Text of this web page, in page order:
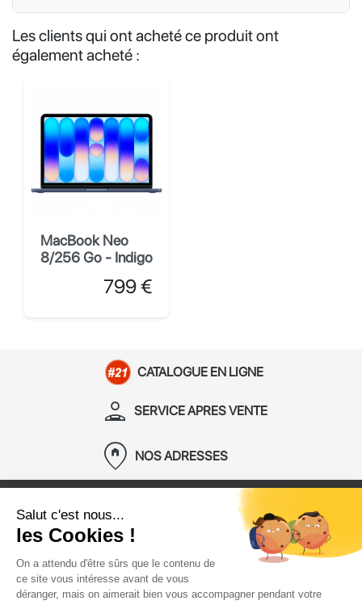
Les clients qui ont acheté ce produit ont
également acheté :
MacBook Neo
8/256 Go - Indigo
Prix
799 €
CATALOGUE EN LIGNE
person_apron SERVICE APRES VENTE
home_pin NOS ADRESSES
Mon Compte
Information